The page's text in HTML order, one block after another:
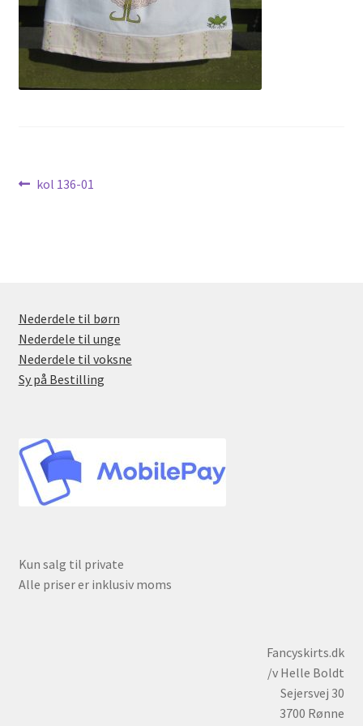
Nyheder
Indlægsnavigation
Forrige
kol 136-01
Nederdele til børn
Nederdele til unge
Nederdele til voksne
Sy på Bestilling
Kun salg til private
Alle priser er inklusiv moms
Fancyskirts.dk
/v Helle Boldt
Sejersvej 30
3700 Rønne